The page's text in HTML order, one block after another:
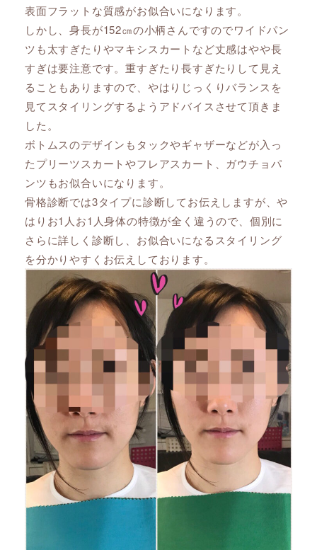
表面フラットな質感がお似合いになります。
しかし、身長が152㎝の小柄さんですのでワイドパン
ツも太すぎたりやマキシスカートなど丈感はやや長
すぎは要注意です。重すぎたり長すぎたりして見え
ることもありますので、やはりじっくりバランスを
見てスタイリングするようアドバイスさせて頂きま
した。
ボトムスのデザインもタックやギャザーなどが入っ
たプリーツスカートやフレアスカート、ガウチョパ
ンツもお似合いになります。
骨格診断では3タイプに診断してお伝えしますが、や
はりお1人お1人身体の特徴が全く違うので、個別に
さらに詳しく診断し、お似合いになるスタイリング
を分かりやすくお伝えしております。